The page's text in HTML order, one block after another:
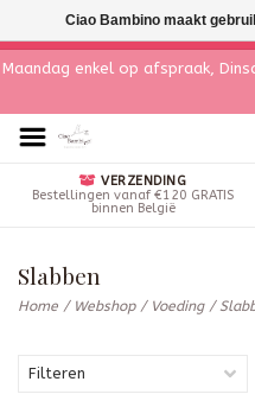
Maandag enkel op afspraak,
VERZENDING
Bestellingen vanaf €120 GRATIS
binnen België
Slabben
Home / Webshop/ Voeding/
Filteren
Ciao Bambino maakt